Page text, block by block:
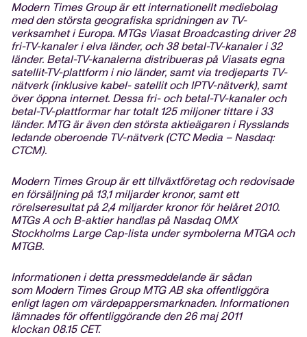
Modern Times Group är ett internationellt mediebolag
med den största geografiska spridningen av TV-
verksamhet i Europa. MTGs Viasat Broadcasting driver 28
fri-TV-kanaler i elva länder, och 38 betal-TV-kanaler i 32
länder. Betal-TV-kanalerna distribueras på Viasats egna
satellit-TV-plattform i nio länder, samt via tredjeparts TV-
nätverk (inklusive kabel- satellit och IPTV-nätverk), samt
över öppna internet. Dessa fri- och betal-TV-kanaler och
betal-TV-plattformar har totalt 125 miljoner tittare i 33
länder. MTG är även den största aktieägaren i Rysslands
ledande oberoende TV-nätverk (CTC Media – Nasdaq:
CTCM).
Modern Times Group är ett tillväxtföretag och redovisade
en försäljning på 13,1 miljarder kronor, samt ett
rörelseresultat på 2,4 miljarder kronor för helåret 2010.
MTGs A och B-aktier handlas på Nasdaq OMX
Stockholms Large Cap-lista under symbolerna MTGA och
MTGB.
Informationen i detta pressmeddelande är sådan
som Modern Times Group MTG AB ska offentliggöra
enligt lagen om värdepappersmarknaden. Informationen
lämnades för offentliggörande den 26 maj 2011
klockan 08.15 CET.